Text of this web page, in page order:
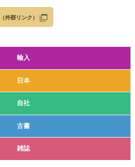
輸入
日本
自社
古書
雑誌
（外部リンク）